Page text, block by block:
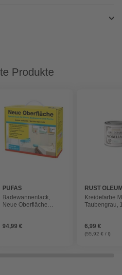
Produkte
PUFAS
Badewannenlack,
Neue Oberfläche
94,99 €
RUST
Kreidefarbe
Taubengrau,
6,99 €
(55,92 € / l)